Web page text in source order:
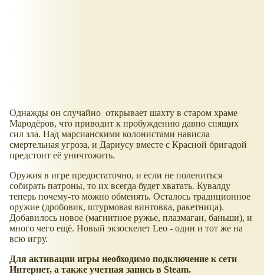
Однажды он случайно открывает шахту в старом храме
Мародёров, что приводит к пробуждению давно спящих
сил зла. Над марсианскими колонистами нависла
смертельная угроза, и Дариусу вместе с Красной бригадой
предстоит её уничтожить.
Оружия в игре предостаточно, и если не полениться
собирать патроны, то их всегда будет хватать. Кувалду
теперь почему-то можно обменять. Осталось традиционное
оружие (дробовик, штурмовая винтовка, ракетница).
Добавилось новое (магнитное ружье, плазмаган, баньши), и
много чего ещё. Новый экзоскелет Leo - один и тот же на
всю игру.
Для активации игры необходимо подключение к сети
Интернет, а также учетная запись в Steam.